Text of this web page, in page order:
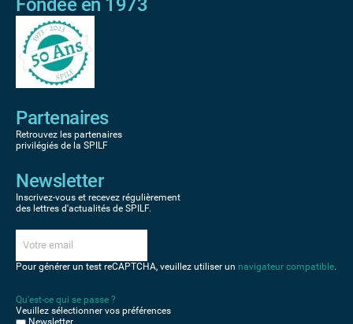
Partenaires
Retrouvez les partenaires
privilégiés de la SPILF
Newsletter
Inscrivez-vous et recevez régulièrement
des lettres d'actualités de SPILF.
Pour générer un test reCAPTCHA, veuillez utiliser un navigateur compatible.
Qu'est-ce qui se passe ?
Veuillez sélectionner vos préférences
Newsletter